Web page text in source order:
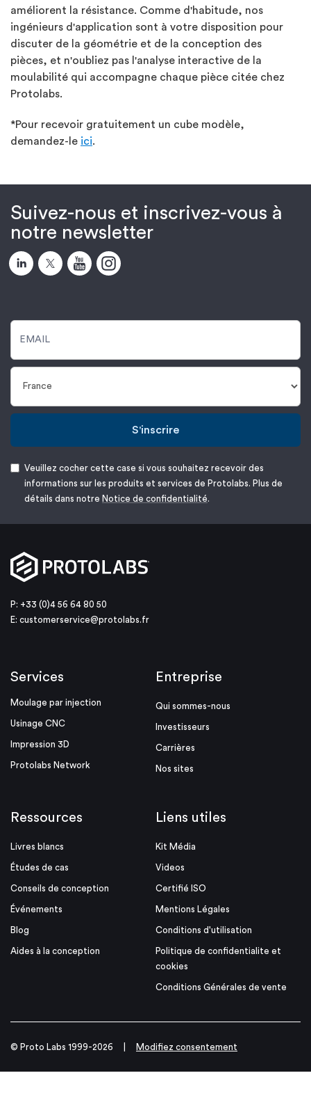
améliorent la résistance. Comme d'habitude, nos
ingénieurs d'application sont à votre disposition pour
discuter de la géométrie et de la conception des
pièces, et n'oubliez pas l'analyse interactive de la
moulabilité qui accompagne chaque pièce citée chez
Protolabs.
*Pour recevoir gratuitement un cube modèle,
demandez-le ici.
Suivez-nous et inscrivez-vous à
notre newsletter
S'inscrire
Veuillez cocher cette case si vous souhaitez recevoir des
informations sur les produits et services de Protolabs. Plus de
détails dans notre Notice de confidentialité.
P: +33 (0)4 56 64 80 50
E: customerservice@protolabs.fr
Services
Moulage par injection
Usinage CNC
Impression 3D
Protolabs Network
Entreprise
Qui sommes-nous
Investisseurs
Carrières
Nos sites
Ressources
Livres blancs
Études de cas
Conseils de conception
Événements
Blog
Aides à la conception
Liens utiles
Kit Média
Videos
Certifié ISO
Mentions Légales
Conditions d'utilisation
Politique de confidentialite et
cookies
Conditions Générales de vente
© Proto Labs 1999-2026 Modifiez consentement